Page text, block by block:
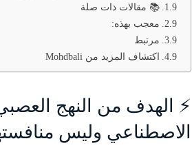
📚 مقالات ذات صلة
معجب بهذه:
مرتبط
اكتشاف المزيد من Mohdbali
⚡ الهدف من النهج
الاصطناعي وليس